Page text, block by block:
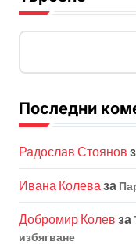
Последни
Радослав Стоянов
Ивана Колеваза
Добромир Колев за
избягване